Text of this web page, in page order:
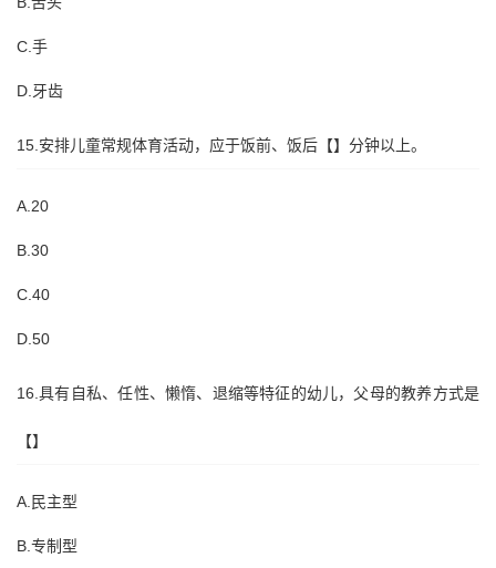
C.手
D.牙齿
15.安排儿童常规体育活动，应于饭前、饭后【】分钟以上。
A.20
B.30
C.40
D.50
16.具有自私、任性、懒惰、退缩等特征的幼儿，父母的教养方式是
【】
A.民主型
B.专制型